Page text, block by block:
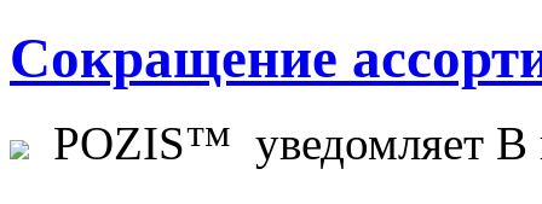
Сокращение
POZIS™ уведомляет В